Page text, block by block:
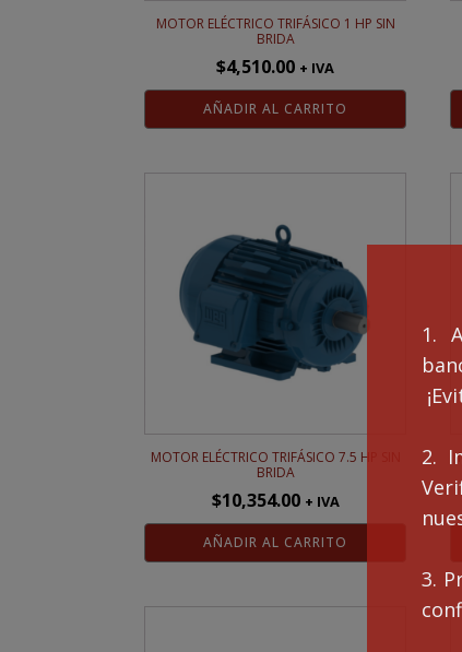
1.
2.
3.
MOTOR ELÉCTRICO TRIFÁSICO 1 HP SIN
BRIDA
$4,510.00 + IVA
AÑADIR AL CARRITO
MOTOR ELÉCTRICO TRIFÁSICO 7.5 HP SIN
BRIDA
$10,354.00 + IVA
AÑADIR AL CARRITO